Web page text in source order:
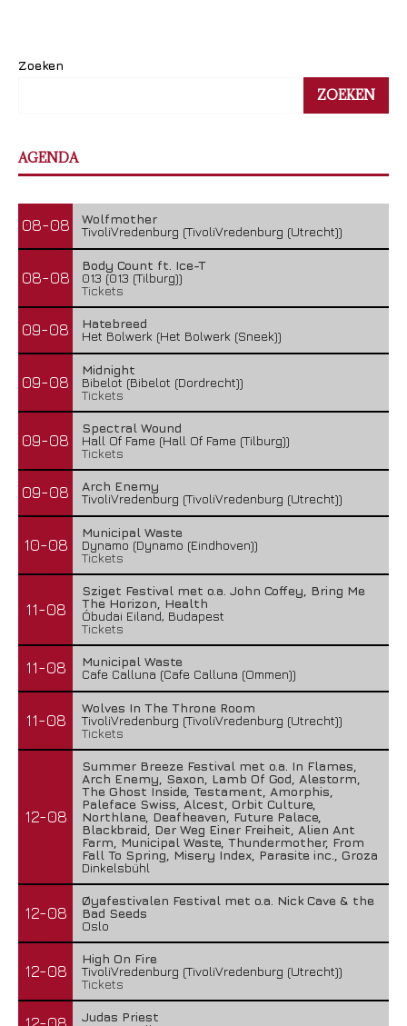
Zoeken
ZOEKEN
AGENDA
08-08
Wolfmother
TivoliVredenburg (TivoliVredenburg (Utrecht))
08-08
Body Count ft. Ice-T
013 (013 (Tilburg))
Tickets
09-08
Hatebreed
Het Bolwerk (Het Bolwerk (Sneek))
09-08
Midnight
Bibelot (Bibelot (Dordrecht))
Tickets
09-08
Spectral Wound
Hall Of Fame (Hall Of Fame (Tilburg))
Tickets
09-08
Arch Enemy
TivoliVredenburg (TivoliVredenburg (Utrecht))
10-08
Municipal Waste
Dynamo (Dynamo (Eindhoven))
Tickets
11-08
Sziget Festival met o.a. John Coffey, Bring Me
The Horizon, Health
Óbudai Eiland, Budapest
Tickets
11-08
Municipal Waste
Cafe Calluna (Cafe Calluna (Ommen))
11-08
Wolves In The Throne Room
TivoliVredenburg (TivoliVredenburg (Utrecht))
Tickets
12-08
Summer Breeze Festival met o.a. In Flames,
Arch Enemy, Saxon, Lamb Of God, Alestorm,
The Ghost Inside, Testament, Amorphis,
Paleface Swiss, Alcest, Orbit Culture,
Northlane, Deafheaven, Future Palace,
Blackbraid, Der Weg Einer Freiheit, Alien Ant
Farm, Municipal Waste, Thundermother, From
Fall To Spring, Misery Index, Parasite inc., Groza
Dinkelsbühl
12-08
Øyafestivalen Festival met o.a. Nick Cave & the
Bad Seeds
Oslo
12-08
High On Fire
TivoliVredenburg (TivoliVredenburg (Utrecht))
Tickets
Judas Priest